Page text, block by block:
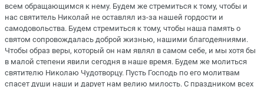
всем обращающимся к нему. Будем же стремиться к тому, чтобы и
нас святитель Николай не оставлял из-за нашей гордости и
самодовольства. Будем стремиться к тому, чтобы наша память о
святом сопровождалась доброй жизнью, нашими благодеяниями.
Чтобы образ веры, который он нам являл в самом себе, и мы хотя бы
в малой степени явили сегодня в наше время. Будем же молиться
святителю Николаю Чудотворцу. Пусть Господь по его молитвам
спасет души наши и дарует нам велию милость. С праздником всех